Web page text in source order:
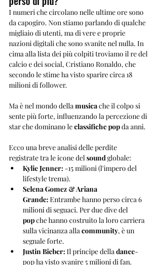
I numeri che circolano nelle ultime ore sono
da capogiro. Non stiamo parlando di qualche
migliaio di utenti, ma di vere e proprie
nazioni digitali che sono svanite nel nulla. In
cima alla lista dei più colpiti troviamo il re del
calcio e dei social, Cristiano Ronaldo, che
secondo le stime ha visto sparire circa 18
milioni di follower.
Ma è nel mondo della musica che il colpo si
sente più forte, influenzando la percezione di
star che dominano le classifiche pop da anni.
Ecco una breve analisi delle perdite
registrate tra le icone del sound globale:
Kylie Jenner: -15 milioni (l'impero del
lifestyle trema).
Selena Gomez & Ariana
Grande: Entrambe hanno perso circa 6
milioni di seguaci. Per due dive del
pop che hanno costruito la loro carriera
sulla vicinanza alla community, è un
segnale forte.
Justin Bieber: Il principe della dance-
pop ha visto svanire 5 milioni di fan.